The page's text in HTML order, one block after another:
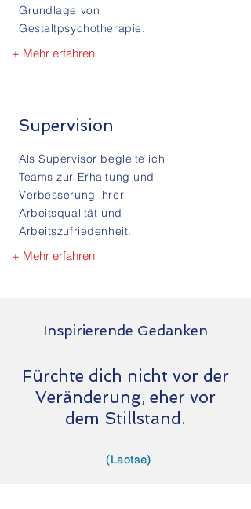
Inspirierende Gedanken
Fürchte dich nicht vor der
Veränderung, eher vor
dem Stillstand.
(Laotse)
Grundlage von
Gestaltpsychotherapie.
+ Mehr erfahren
Supervision
Als Supervisor begleite ich
Teams zur Erhaltung und
Verbesserung ihrer
Arbeitsqualität und
Arbeitszufriedenheit.
+ Mehr erfahren